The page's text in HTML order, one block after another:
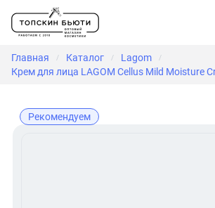
Главная / Каталог / Lagom /
Крем для лица LAGOM Cellus Mild Moisture
Рекомендуем